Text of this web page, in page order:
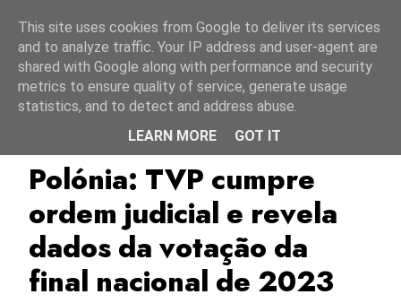
ESC2023 Polónia
Polónia: TVP cumpre
ordem judicial e revela
dados da votação da
final nacional de 2023
This site uses cookies from Google to deliver its services
and to analyze traffic. Your IP address and user-agent are
shared with Google along with performance and security
metrics to ensure quality of service, generate usage
statistics, and to detect and address abuse.
LEARN MORE
GOT IT